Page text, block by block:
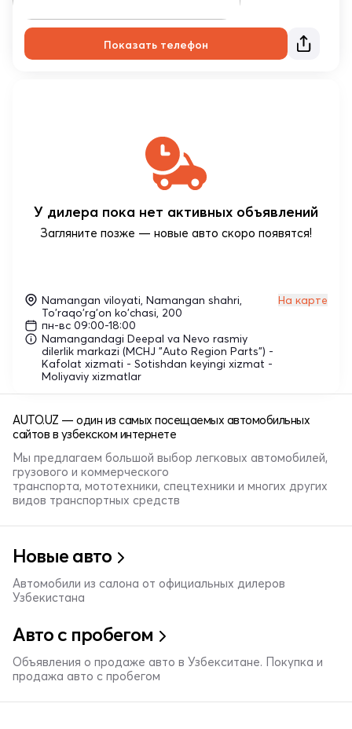
Показать телефон
На карте
Namangan viloyati, Namangan shahri,
To'raqo'rg'on ko'chasi, 200
пн-вс 09:00-18:00
Namangandagi Deepal va Nevo rasmiy
dilerlik markazi (MCHJ "Auto Region Parts") -
Kafolat xizmati - Sotishdan keyingi xizmat -
Moliyaviy xizmatlar
У дилера пока нет активных объявлений
Загляните позже — новые авто скоро появятся!
AUTO.UZ — один из самых посещаемых автомобильных
сайтов в узбекском интернете
Мы предлагаем большой выбор легковых автомобилей,
грузового и коммерческого
транспорта, мототехники, спецтехники и многих других
видов транспортных средств
Новые авто
Автомобили из салона от официальных дилеров
Узбекистана
Авто с пробегом
Объявления о продаже авто в Узбекситане. Покупка и
продажа авто с пробегом